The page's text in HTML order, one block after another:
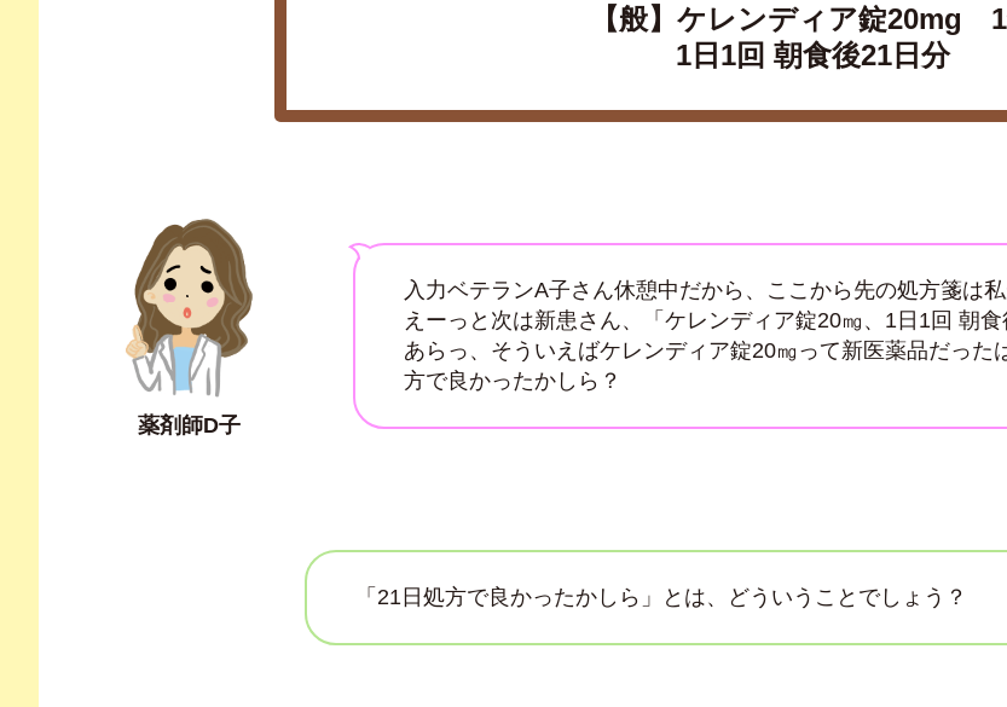
【般】ケレンディア錠20mg
1日1回 朝食後21日分
薬剤師D子
入力ベテランA子さん休憩中だから、ここから先の処方箋は
えーっと次は新患さん、「ケレンディア錠20㎎、1日1回 朝
あらっ、そういえばケレンディア錠20㎎って新医薬品だった
方で良かったかしら？
「21日処方で良かったかしら」とは、どういうことでしょう？